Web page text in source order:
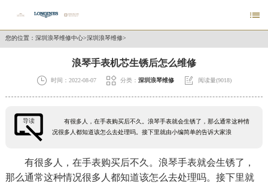

您的位置： 深圳浪琴维修中心>深圳浪琴维修>
浪琴手表机芯生锈后怎么维修
 时间：2022-08-07  分类： 深圳浪琴维修  阅读量(9018)
导读
有很多人，在手表购买后不久。浪琴手表就会生锈了，那么通常这种情
况很多人都知道该怎么去处理吗。接下里就由小编简单的告诉大家浪
有很多人，在手表购买后不久。浪琴手表就会生锈了，
那么通常这种情况很多人都知道该怎么去处理吗。接下里就